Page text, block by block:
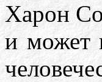
Харон
и может